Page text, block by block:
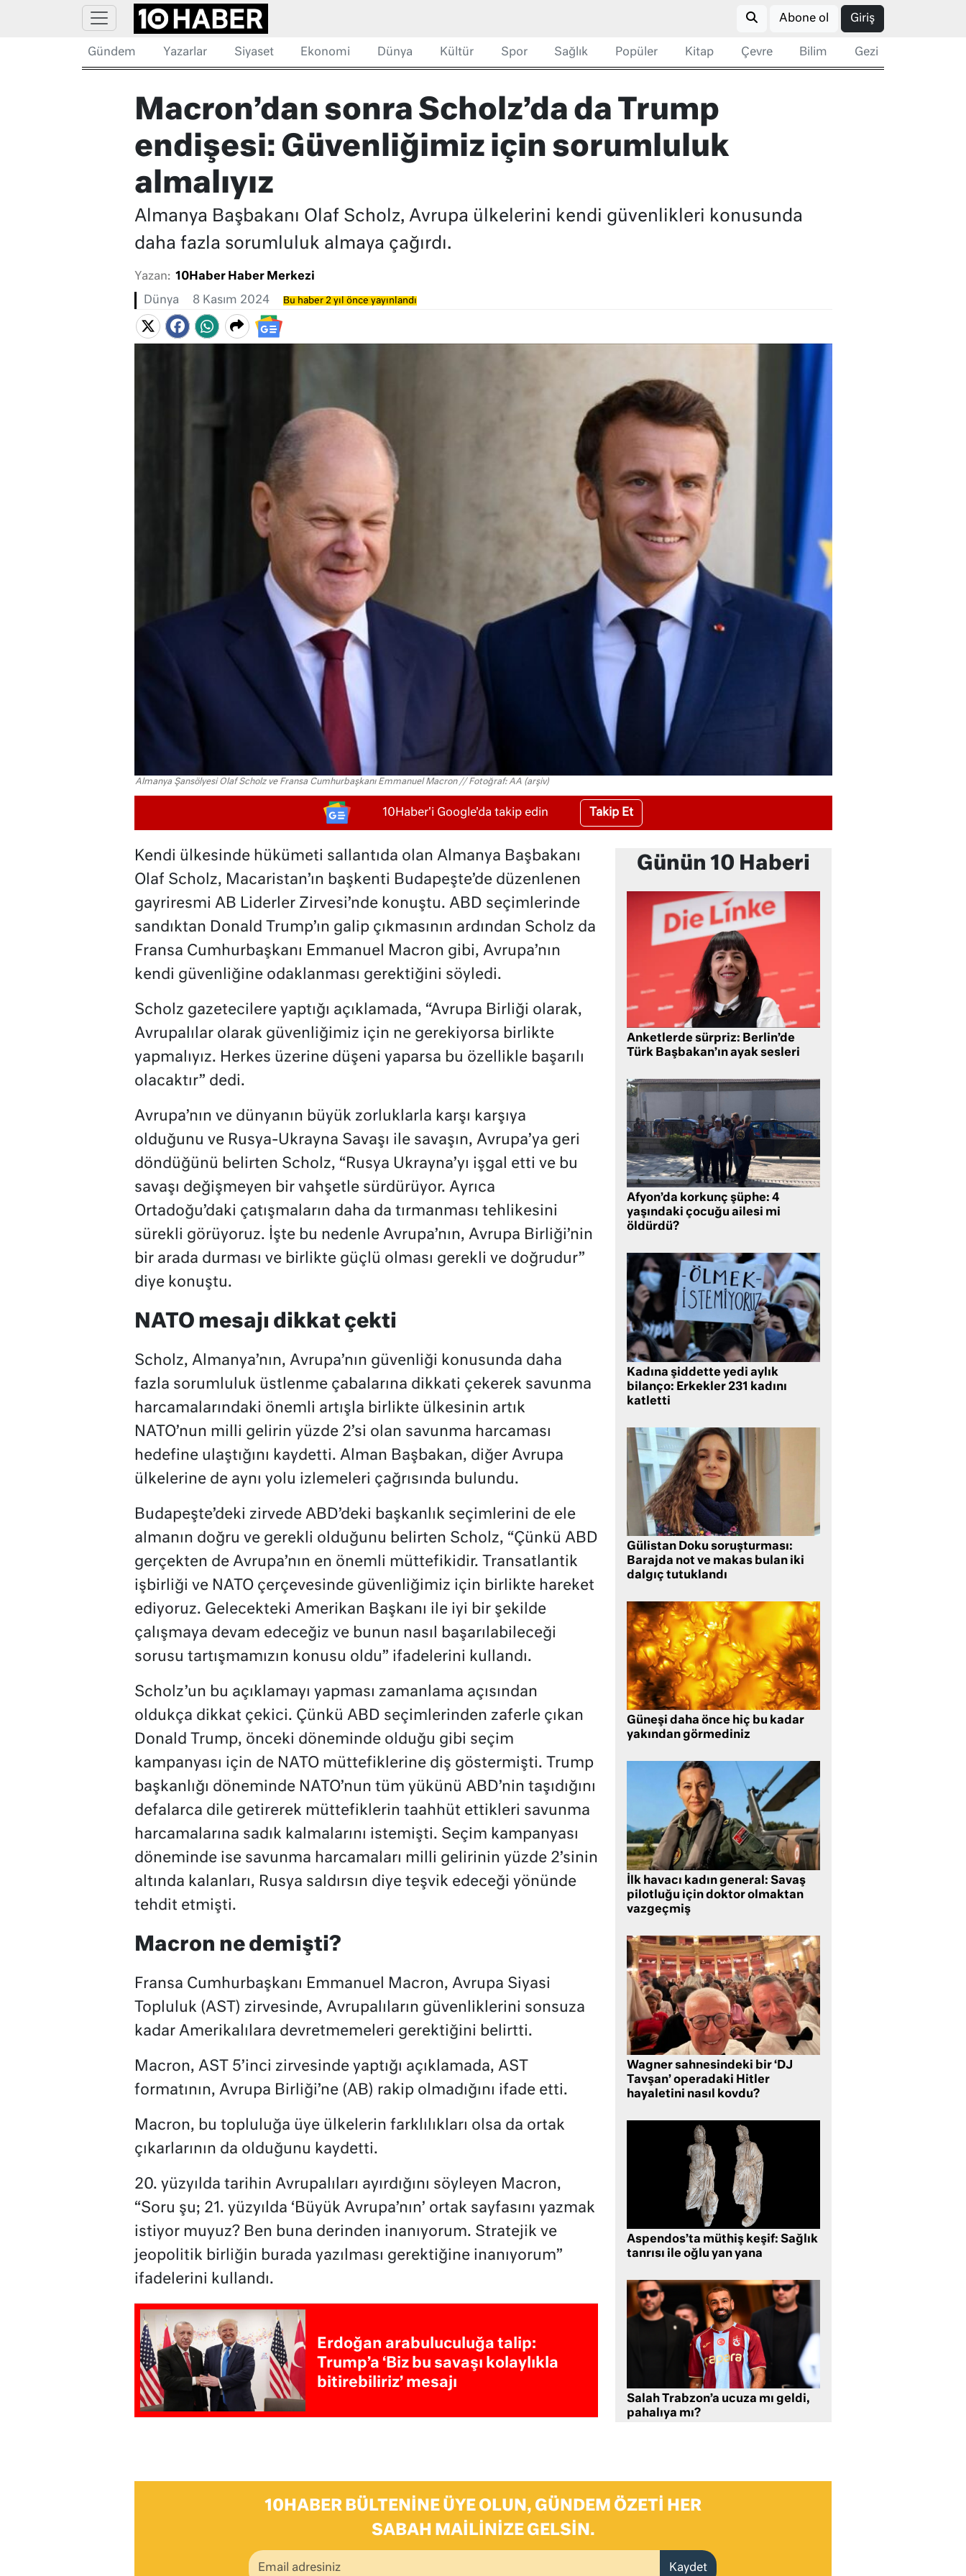
Abone ol Giriş
Gündem Yazarlar Siyaset Ekonomi Dünya Kültür Spor Sağlık Popüler Kitap Çevre Bilim Gezi
Macron’dan sonra Scholz’da da Trump
endişesi: Güvenliğimiz için sorumluluk
almalıyız
Almanya Başbakanı Olaf Scholz, Avrupa ülkelerini kendi güvenlikleri konusunda
daha fazla sorumluluk almaya çağırdı.
Yazan: 10Haber Haber Merkezi
Dünya 8 Kasım 2024 Bu haber 2 yıl önce yayınlandı
Almanya Şansölyesi Olaf Scholz ve Fransa Cumhurbaşkanı Emmanuel Macron // Fotoğraf: AA (arşiv)
10Haber'i Google'da takip edin Takip Et
Kendi ülkesinde hükümeti sallantıda olan Almanya Başbakanı
Olaf Scholz, Macaristan’ın başkenti Budapeşte’de düzenlenen
gayriresmi AB Liderler Zirvesi’nde konuştu. ABD seçimlerinde
sandıktan Donald Trump’ın galip çıkmasının ardından Scholz da
Fransa Cumhurbaşkanı Emmanuel Macron gibi, Avrupa’nın
kendi güvenliğine odaklanması gerektiğini söyledi.
Scholz gazetecilere yaptığı açıklamada, “Avrupa Birliği olarak,
Avrupalılar olarak güvenliğimiz için ne gerekiyorsa birlikte
yapmalıyız. Herkes üzerine düşeni yaparsa bu özellikle başarılı
olacaktır” dedi.
Avrupa’nın ve dünyanın büyük zorluklarla karşı karşıya
olduğunu ve Rusya-Ukrayna Savaşı ile savaşın, Avrupa’ya geri
döndüğünü belirten Scholz, “Rusya Ukrayna’yı işgal etti ve bu
savaşı değişmeyen bir vahşetle sürdürüyor. Ayrıca
Ortadoğu’daki çatışmaların daha da tırmanması tehlikesini
sürekli görüyoruz. İşte bu nedenle Avrupa’nın, Avrupa Birliği’nin
bir arada durması ve birlikte güçlü olması gerekli ve doğrudur”
diye konuştu.
NATO mesajı dikkat çekti
Scholz, Almanya’nın, Avrupa’nın güvenliği konusunda daha
fazla sorumluluk üstlenme çabalarına dikkati çekerek savunma
harcamalarındaki önemli artışla birlikte ülkesinin artık
NATO’nun milli gelirin yüzde 2’si olan savunma harcaması
hedefine ulaştığını kaydetti. Alman Başbakan, diğer Avrupa
ülkelerine de aynı yolu izlemeleri çağrısında bulundu.
Budapeşte’deki zirvede ABD’deki başkanlık seçimlerini de ele
almanın doğru ve gerekli olduğunu belirten Scholz, “Çünkü ABD
gerçekten de Avrupa’nın en önemli müttefikidir. Transatlantik
işbirliği ve NATO çerçevesinde güvenliğimiz için birlikte hareket
ediyoruz. Gelecekteki Amerikan Başkanı ile iyi bir şekilde
çalışmaya devam edeceğiz ve bunun nasıl başarılabileceği
sorusu tartışmamızın konusu oldu” ifadelerini kullandı.
Scholz’un bu açıklamayı yapması zamanlama açısından
oldukça dikkat çekici. Çünkü ABD seçimlerinden zaferle çıkan
Donald Trump, önceki döneminde olduğu gibi seçim
kampanyası için de NATO müttefiklerine diş göstermişti. Trump
başkanlığı döneminde NATO’nun tüm yükünü ABD’nin taşıdığını
defalarca dile getirerek müttefiklerin taahhüt ettikleri savunma
harcamalarına sadık kalmalarını istemişti. Seçim kampanyası
döneminde ise savunma harcamaları milli gelirinin yüzde 2’sinin
altında kalanları, Rusya saldırsın diye teşvik edeceği yönünde
tehdit etmişti.
Macron ne demişti?
Fransa Cumhurbaşkanı Emmanuel Macron, Avrupa Siyasi
Topluluk (AST) zirvesinde, Avrupalıların güvenliklerini sonsuza
kadar Amerikalılara devretmemeleri gerektiğini belirtti.
Macron, AST 5’inci zirvesinde yaptığı açıklamada, AST
formatının, Avrupa Birliği’ne (AB) rakip olmadığını ifade etti.
Macron, bu topluluğa üye ülkelerin farklılıkları olsa da ortak
çıkarlarının da olduğunu kaydetti.
20. yüzyılda tarihin Avrupalıları ayırdığını söyleyen Macron,
“Soru şu; 21. yüzyılda ‘Büyük Avrupa’nın’ ortak sayfasını yazmak
istiyor muyuz? Ben buna derinden inanıyorum. Stratejik ve
jeopolitik birliğin burada yazılması gerektiğine inanıyorum”
ifadelerini kullandı.
Erdoğan arabuluculuğa talip:
Trump’a ‘Biz bu savaşı kolaylıkla
bitirebiliriz’ mesajı
Günün 10 Haberi
Anketlerde sürpriz: Berlin’de
Türk Başbakan’ın ayak sesleri
Afyon’da korkunç şüphe: 4
yaşındaki çocuğu ailesi mi
öldürdü?
Kadına şiddette yedi aylık
bilanço: Erkekler 231 kadını
katletti
Gülistan Doku soruşturması:
Barajda not ve makas bulan iki
dalgıç tutuklandı
Güneşi daha önce hiç bu kadar
yakından görmediniz
İlk havacı kadın general: Savaş
pilotluğu için doktor olmaktan
vazgeçmiş
Wagner sahnesindeki bir ‘DJ
Tavşan’ operadaki Hitler
hayaletini nasıl kovdu?
Aspendos’ta müthiş keşif: Sağlık
tanrısı ile oğlu yan yana
Salah Trabzon’a ucuza mı geldi,
pahalıya mı?
10HABER BÜLTENINE ÜYE OLUN, GÜNDEM ÖZETI HER
SABAH MAILINIZE GELSIN.
Kaydet